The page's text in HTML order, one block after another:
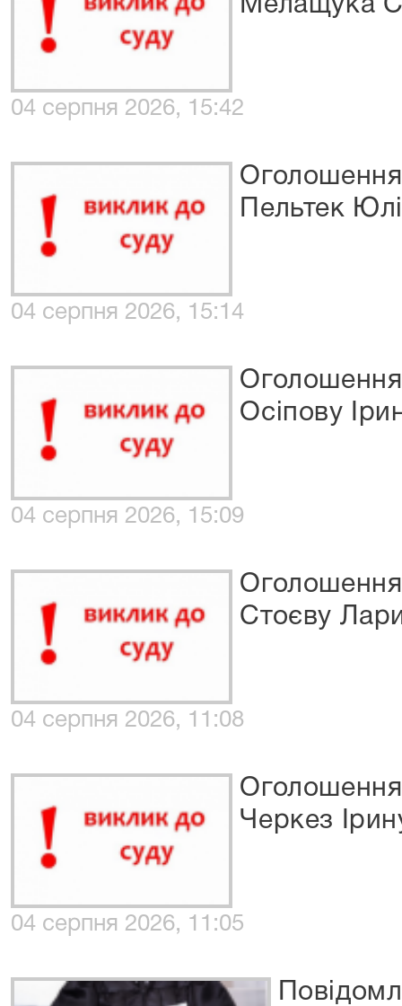
Мелащука
04 серпня 2026, 15:42
Пельтек
04 серпня 2026, 15:14
Осіпову
04 серпня 2026, 15:09
Стоєву
04 серпня 2026, 11:08
Черкез
04 серпня 2026, 11:05